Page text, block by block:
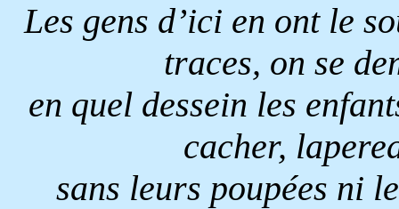
Les gens d’ici en ont le
traces, on se
en quel dessein les
cacher,
sans leurs poupées ni